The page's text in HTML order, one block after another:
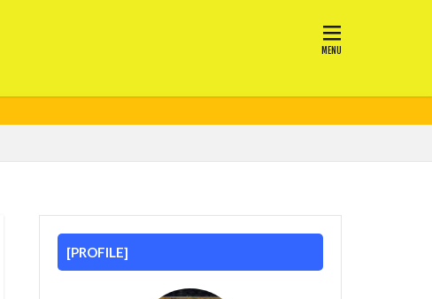
[PROFILE]